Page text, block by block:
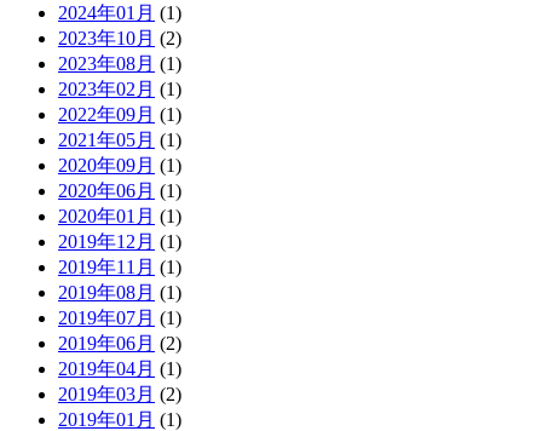
2024年01月 (1)
2023年10月 (2)
2023年08月 (1)
2023年02月 (1)
2022年09月 (1)
2021年05月 (1)
2020年09月 (1)
2020年06月 (1)
2020年01月 (1)
2019年12月 (1)
2019年11月 (1)
2019年08月 (1)
2019年07月 (1)
2019年06月 (2)
2019年04月 (1)
2019年03月 (2)
2019年01月 (1)